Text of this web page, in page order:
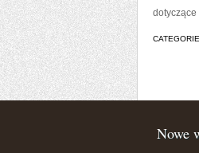
dotyczące
Nowe